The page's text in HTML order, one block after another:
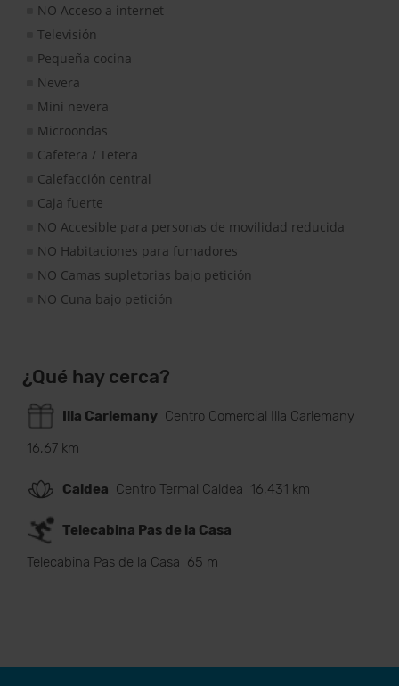
NO Acceso a internet
Televisión
Pequeña cocina
Nevera
Mini nevera
Microondas
Cafetera / Tetera
Calefacción central
Caja fuerte
NO Accesible para personas de movilidad reducida
NO Habitaciones para fumadores
NO Camas supletorias bajo petición
NO Cuna bajo petición
¿Qué hay cerca?
Illa Carlemany Centro Comercial Illa Carlemany
16,67 km
Caldea Centro Termal Caldea 16,431 km
Telecabina Pas de la Casa
Telecabina Pas de la Casa 65 m